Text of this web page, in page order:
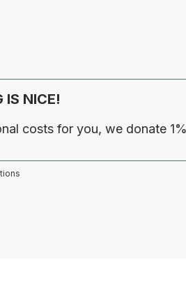
IS NICE!
costs for you, we donate